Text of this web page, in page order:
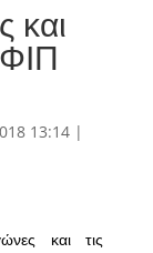
και
13:14|
και τις